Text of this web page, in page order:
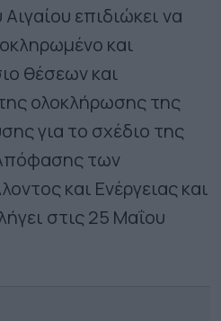
επιδιώκει να
και
θέσεων και
ολοκλήρωσης της
για το σχέδιο της
των
και Ενέργειας και
στις 25 Μαΐου